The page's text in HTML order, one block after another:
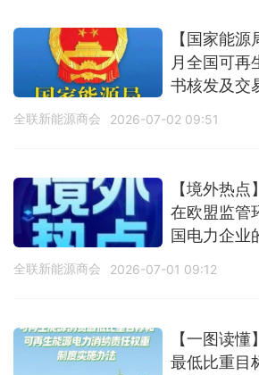
【国家能
月全国可再
书核发及交
全联新能源商会 2026-07-02 09:51
【境外热
在欧盟监管
国电力企业
全联新能源商会 2026-07-01 09:12
【一图读
最低比重目